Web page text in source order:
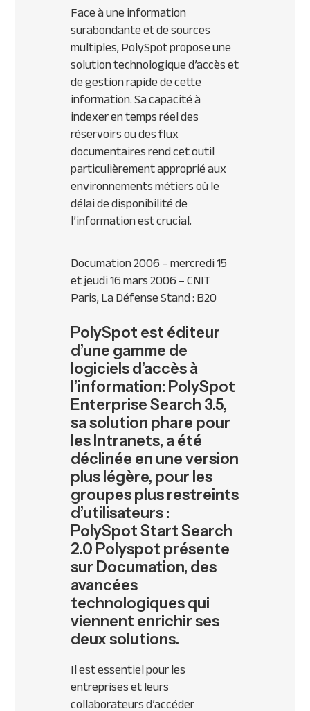
Face à une information
surabondante et de sources
multiples, PolySpot propose une
solution technologique d’accès et
de gestion rapide de cette
information. Sa capacité à
indexer en temps réel des
réservoirs ou des flux
documentaires rend cet outil
particulièrement approprié aux
environnements métiers où le
délai de disponibilité de
l’information est crucial.
Documation 2006 – mercredi 15
et jeudi 16 mars 2006 – CNIT
Paris, La Défense Stand : B20
PolySpot est éditeur
d’une gamme de
logiciels d’accès à
l’information: PolySpot
Enterprise Search 3.5,
sa solution phare pour
les Intranets, a été
déclinée en une version
plus légère, pour les
groupes plus restreints
d’utilisateurs :
PolySpot Start Search
2.0 Polyspot présente
sur Documation, des
avancées
technologiques qui
viennent enrichir ses
deux solutions.
Il est essentiel pour les
entreprises et leurs
collaborateurs d’accéder